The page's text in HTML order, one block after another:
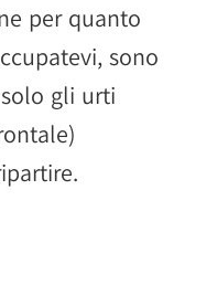
per quanto
sono
gli urti